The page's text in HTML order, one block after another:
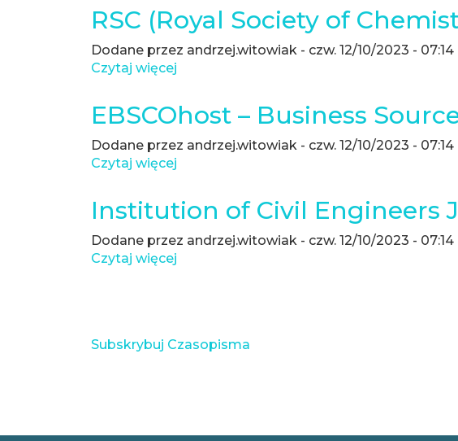
RSC (Royal Society of
Dodane przez andrzej.witowiak- czw. 12/10/2023 - 07:14
Czytaj więcej
(Royal
Society
of
Chemistry)
EBSCOhost – Business
Dodane przez andrzej.witowiak- czw. 12/10/2023 - 07:14
Czytaj więcej
–
Business
Source
Ultimate
Institution of Civil Engineers
Dodane przez andrzej.witowiak- czw. 12/10/2023 - 07:14
Czytaj więcej
Journals
Subskrybuj Czasopisma